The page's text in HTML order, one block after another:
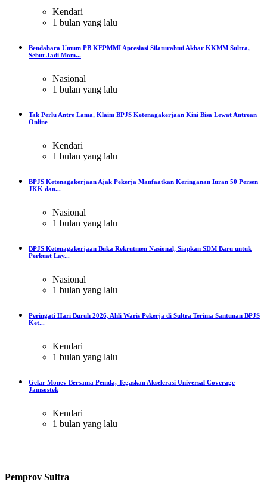
Kendari
1 bulan yang lalu
Bendahara Umum PB KEPMMI Apresiasi Silaturahmi Akbar KKMM Sultra,
Sebut Jadi Mom...
Nasional
1 bulan yang lalu
Tak Perlu Antre Lama, Klaim BPJS Ketenagakerjaan Kini Bisa Lewat Antrean
Online
Kendari
1 bulan yang lalu
BPJS Ketenagakerjaan Ajak Pekerja Manfaatkan Keringanan Iuran 50 Persen
JKK dan...
Nasional
1 bulan yang lalu
BPJS Ketenagakerjaan Buka Rekrutmen Nasional, Siapkan SDM Baru untuk
Perkuat Lay...
Nasional
1 bulan yang lalu
Peringati Hari Buruh 2026, Ahli Waris Pekerja di Sultra Terima Santunan BPJS
Ket...
Kendari
1 bulan yang lalu
Gelar Monev Bersama Pemda, Tegaskan Akselerasi Universal Coverage
Jamsostek
Kendari
1 bulan yang lalu
Pemprov Sultra